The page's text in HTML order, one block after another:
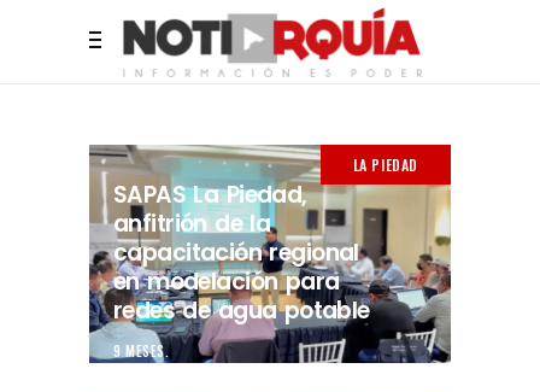
LA PIEDAD
SAPAS La Piedad,
anfitrión de la
capacitación regional
en modelación para
redes de agua potable
9 MESES.